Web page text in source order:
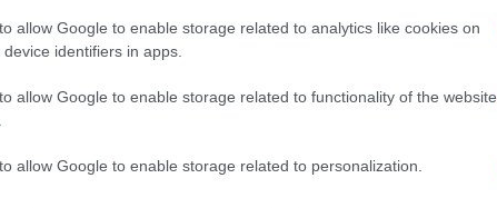
allow Google to enable storage related to analytics like cookies on
identifiers in apps.
allow Google to enable storage related to functionality of the website
allow Google to enable storage related to personalization.